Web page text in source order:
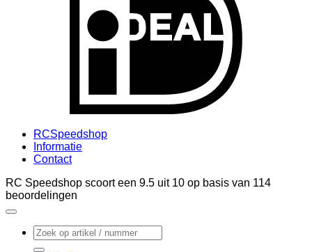
RCSpeedshop
Informatie
Contact
RC Speedshop scoort een 9.5 uit 10 op basis van 114
beoordelingen
Zoeken
naar: